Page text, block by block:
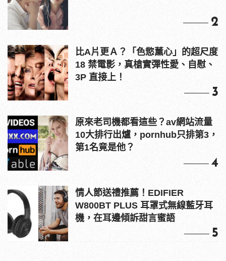
2
比A片更Ａ？「色慾薰心」的超尺度
18 禁電影，真槍實彈性愛、自慰、
3P 直接上！
3
原來老司機都看這些？av網站流量
10大排行出爐，pornhub只排第3，
第1名竟是他？
4
情人節送禮推薦！EDIFIER
W800BT PLUS 耳罩式無線藍牙耳
機，在耳邊傾訴甜言蜜語
5